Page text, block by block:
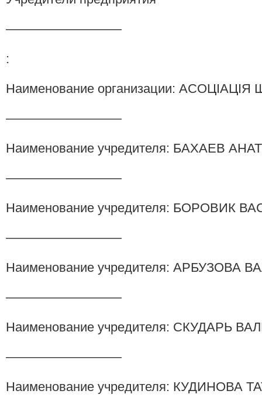
—————————
:
Наименование организации:
—————————
Наименование учредителя: БАХАЕВ
—————————
Наименование учредителя: БОРОВИК
—————————
Наименование учредителя:
—————————
Наименование учредителя: СКУДАРЬ
—————————
Наименование учредителя: КУДИНОВА